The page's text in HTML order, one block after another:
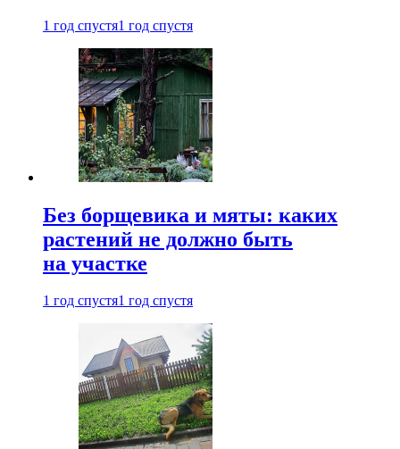
1 год спустя1 год спустя
Без борщевика и мяты: каких
растений не должно быть
на участке
1 год спустя1 год спустя